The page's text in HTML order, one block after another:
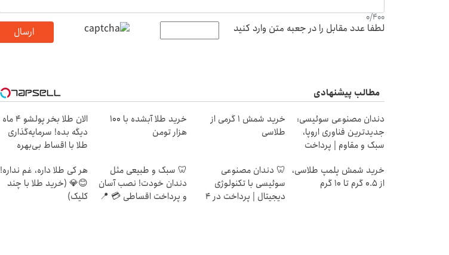
0/400
لطفا عدد مقابل را در جعبه متن وارد کنید ارسال
مطالب پیشنهادی
دندان مصنوعی سوئیسی:
جدیدترین فناوری اروپا،
سبک و مقاوم | پرداخت
خرید شمش 1 گرمی از
طلاسی
خرید طلا آبشده با 100
هزار تومن
الان طلا بخر پولشو 4 ماه
دیگه بده! سرمایه‌گذاری
طلا با اقساط بی‌بهره
خرید شمش پلمپ طلاسی،
از ۰.۵ گرم تا ۱۰ گرم
🦷 دندان مصنوعی
سوئیسی با تکنولوژی
دیجیتال | پرداخت در 4
🦷 سبک و طبیعی مثل
دندان خودت! نصب آسان
و پرداخت اقساطی 💳 📍
هر کی طلا داره، غم نداره!
😊💎 (خرید طلا با چند
کلیک)